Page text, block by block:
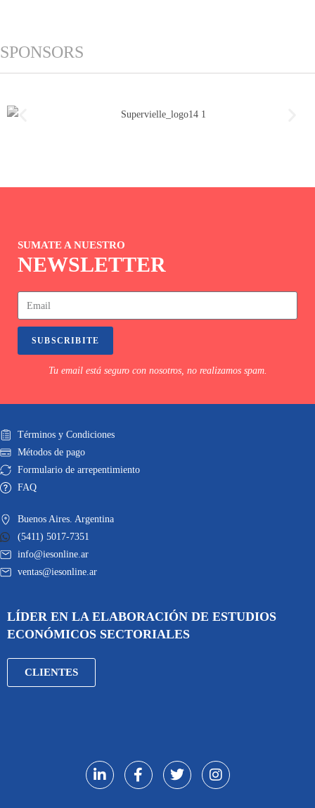
SPONSORS
SUMATE A NUESTRO
NEWSLETTER
SUBSCRIBITE
Tu email está seguro con nosotros, no realizamos spam.
Términos y Condiciones
Métodos de pago
Formulario de arrepentimiento
FAQ
Buenos Aires. Argentina
(5411) 5017-7351
info@iesonline.ar
ventas@iesonline.ar
LÍDER EN LA ELABORACIÓN DE ESTUDIOS
ECONÓMICOS SECTORIALES
CLIENTES